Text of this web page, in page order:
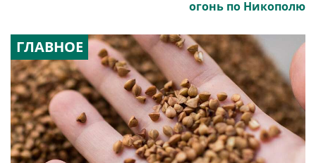
огонь по Никополю
ГЛАВНОЕ